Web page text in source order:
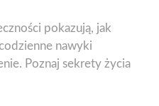
pokazują, jak
nawyki
Poznaj sekrety życia